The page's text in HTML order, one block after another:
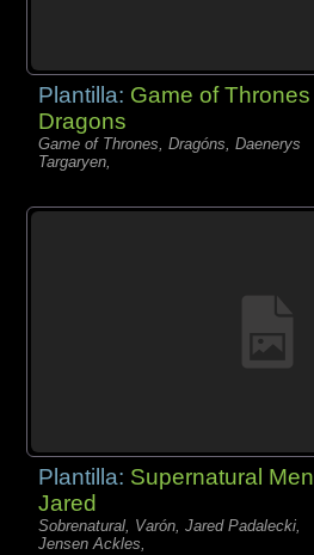
Plantilla: Game of Thrones
Dragons
Game of Thrones, Dragóns, Daenerys
Targaryen,
Plantilla: Supernatural Men
Jared
Sobrenatural, Varón, Jared Padalecki,
Jensen Ackles,